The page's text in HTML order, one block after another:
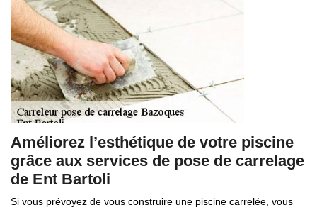
Améliorez l’esthétique de votre piscine
grâce aux services de pose de carrelage
de Ent Bartoli
Si vous prévoyez de vous construire une piscine carrelée, vous